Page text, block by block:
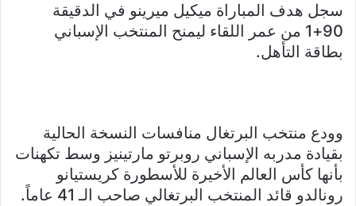
سجل هدف المباراة ميكيل ميرينو في الدقيقة
90+1 من عمر اللقاء ليمنح المنتخب الإسباني
بطاقة التأهل.
وودع منتخب البرتغال منافسات النسخة الحالية
بقيادة مدربه الإسباني روبرتو مارتينيز وسط تكهنات
بأنها كأس العالم الأخيرة للأسطورة كريستيانو
رونالدو قائد المنتخب البرتغالي صاحب الـ 41 عاماً.